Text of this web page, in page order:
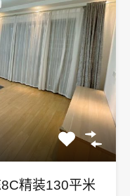
精装130平米